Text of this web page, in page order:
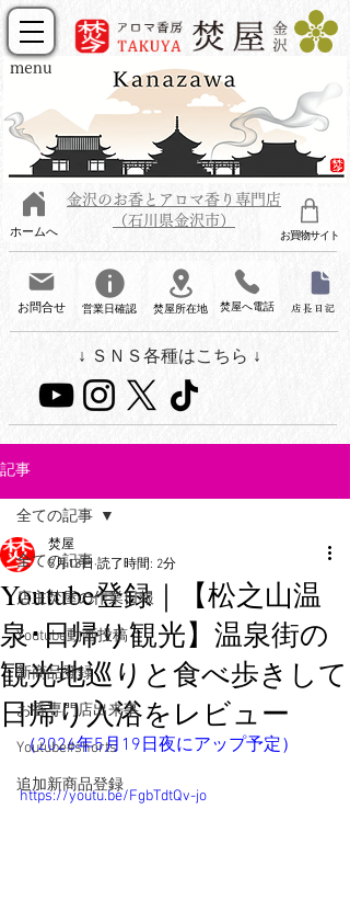
menu
ホームへ
焚屋所在地
営業日確認
お問合せ 焚屋へ電話
お買物サイト
↓ ＳＮＳ各種はこちら ↓
金沢のお香とアロマ香り専門店
（石川県金沢市）
店長日記
記事
全ての記事
店主焚屋の作業日報
Youtube動画投稿
新商品登録
お香専門店出来事
Youtube#shorts
追加新商品登録
全ての記事
Youtube登録｜【松之山温
泉･日帰り観光】温泉街の
観光地巡りと食べ歩きして
日帰り入浴をレビュー
焚屋
5月18日 読了時間: 2分
（2026年5月19日夜にアップ予定）
https://youtu.be/FgbTdtQv-jo